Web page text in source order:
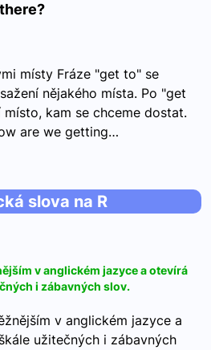
místy Fráze "get to" se
nějakého místa. Po "get
kam se chceme dostat.
are we getting…
slova na R
v anglickém jazyce a otevírá
i zábavných slov.
v anglickém jazyce a
užitečných i zábavných